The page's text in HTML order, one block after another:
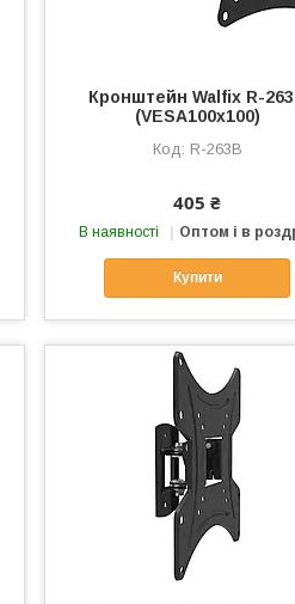
Кронштейн Walfix R-
(VESA100х100)
R-263B
405 ₴
В наявності Оптом і в
Купити